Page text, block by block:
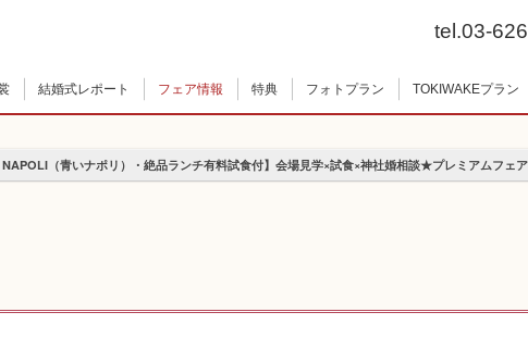
tel.03-
結婚式レポート フェア情報 特典 フォトプラン TOKIWAKEプラン
NAPOLI（青いナポリ）・絶品ランチ有料試食付】会場見学×試食×神社婚相談★プレミアムフェア